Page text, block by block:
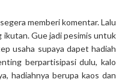
memberi komentar. Lalu
ikutan. Gue jadi pesimis untuk
usaha supaya dapet hadiah
berpartisipasi dulu, kalo
hadiahnya berupa kaos dan